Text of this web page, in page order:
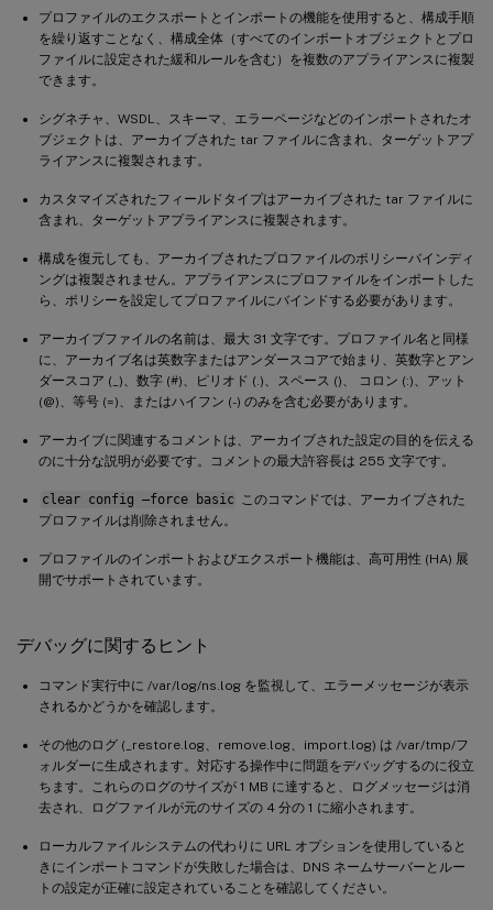
プロファイルのエクスポートとインポートの機能を使用すると、構成手順
を繰り返すことなく、構成全体（すべてのインポートオブジェクトとプロ
ファイルに設定された緩和ルールを含む）を複数のアプライアンスに複製
できます。
シグネチャ、WSDL、スキーマ、エラーページなどのインポートされたオ
ブジェクトは、アーカイブされた tar ファイルに含まれ、ターゲットアプ
ライアンスに複製されます。
カスタマイズされたフィールドタイプはアーカイブされた tar ファイルに
含まれ、ターゲットアプライアンスに複製されます。
構成を復元しても、アーカイブされたプロファイルのポリシーバインディ
ングは複製されません。アプライアンスにプロファイルをインポートした
ら、ポリシーを設定してプロファイルにバインドする必要があります。
アーカイブファイルの名前は、最大 31 文字です。プロファイル名と同様
に、アーカイブ名は英数字またはアンダースコアで始まり、英数字とアン
ダースコア (_)、数字 (#)、ピリオド (.)、スペース ()、 コロン (:)、アット
(@)、等号 (=)、またはハイフン (-) のみを含む必要があります。
アーカイブに関連するコメントは、アーカイブされた設定の目的を伝える
のに十分な説明が必要です。コメントの最大許容長は 255 文字です。
clear config –force basic
このコマンドでは、アーカイブされた
プロファイルは削除されません。
プロファイルのインポートおよびエクスポート機能は、高可用性 (HA) 展
開でサポートされています。
デバッグに関するヒント
コマンド実行中に /var/log/ns.log を監視して、エラーメッセージが表示
されるかどうかを確認します。
その他のログ (_restore.log、remove.log、import.log) は /var/tmp/フ
ォルダーに生成されます。対応する操作中に問題をデバッグするのに役立
ちます。これらのログのサイズが 1 MB に達すると、ログメッセージは消
去され、ログファイルが元のサイズの 4 分の 1 に縮小されます。
ローカルファイルシステムの代わりに URL オプションを使用していると
きにインポートコマンドが失敗した場合は、DNS ネームサーバーとルー
トの設定が正確に設定されていることを確認してください。